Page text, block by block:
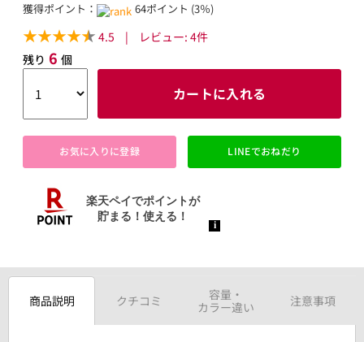
獲得ポイント：
64ポイント (3％)
4.5 | レビュー: 4件
残り 6 個
カートに入れる
お気に入りに登録 LINEでおねだり
商品説明 クチコミ
容量・
カラー違い
注意事項